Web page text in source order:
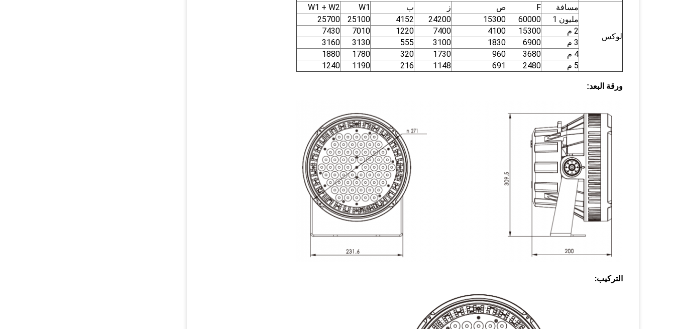
لوكس
مسافة F ص ز ب W1
W1 + W2
مليون 1
60000
15300
24200
4152
25100
25700
2 م
15300
4100
7400
1220
7010
7430
3 م
6900
1830
3100
555
3130
3160
4 م
3680
960
1730
320
1780
1880
5 م
2480
691
1148
216
1190
1240
ورقة البعد:
التركيب: